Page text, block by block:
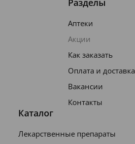
Разделы
Аптеки
Акции
Как заказать
Оплата и доставка
Вакансии
Контакты
Каталог
Лекарственные препараты